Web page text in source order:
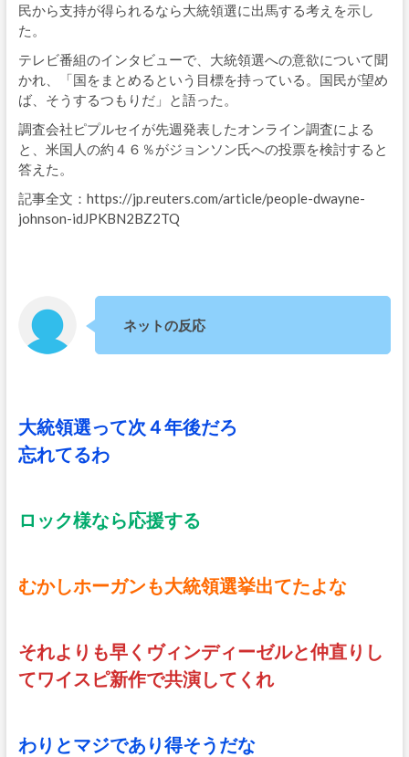
民から支持が得られるなら大統領選に出馬する考えを示し
た。
テレビ番組のインタビューで、大統領選への意欲について聞
かれ、「国をまとめるという目標を持っている。国民が望め
ば、そうするつもりだ」と語った。
調査会社ピプルセイが先週発表したオンライン調査による
と、米国人の約４６％がジョンソン氏への投票を検討すると
答えた。
記事全文：https://jp.reuters.com/article/people-dwayne-
johnson-idJPKBN2BZ2TQ
ネットの反応
大統領選って次４年後だろ
忘れてるわ
ロック様なら応援する
むかしホーガンも大統領選挙出てたよな
それよりも早くヴィンディーゼルと仲直りし
てワイスピ新作で共演してくれ
わりとマジであり得そうだな